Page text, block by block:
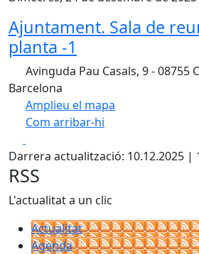
Ajuntament. Sala de
planta -1
Avinguda Pau Casals, 9 - 08755
Barcelona
Amplieu el mapa
Com arribar-hi
+
−
Darrera actualització: 10.12.2025 |
RSS
L'actualitat a un clic
Actualitat
Agenda